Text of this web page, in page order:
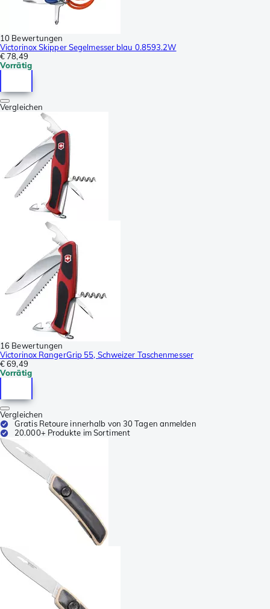
10 Bewertungen
Victorinox Skipper Segelmesser blau 0.8593.2W
€ 78,49
Vorrätig
Vergleichen
16 Bewertungen
Victorinox RangerGrip 55, Schweizer Taschenmesser
€ 69,49
Vorrätig
Vergleichen
Gratis Retoure innerhalb von 30 Tagen anmelden
20.000+ Produkte im Sortiment